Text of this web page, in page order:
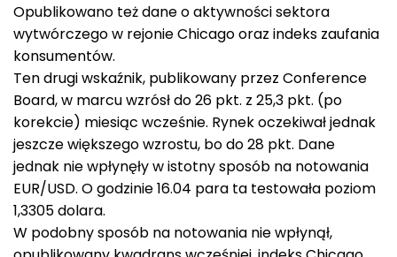
Opublikowano też dane o aktywności sektora
wytwórczego w rejonie Chicago oraz indeks zaufania
konsumentów.
Ten drugi wskaźnik, publikowany przez Conference
Board, w marcu wzrósł do 26 pkt. z 25,3 pkt. (po
korekcie) miesiąc wcześnie. Rynek oczekiwał jednak
jeszcze większego wzrostu, bo do 28 pkt. Dane
jednak nie wpłynęły w istotny sposób na notowania
EUR/USD. O godzinie 16.04 para ta testowała poziom
1,3305 dolara.
W podobny sposób na notowania nie wpłynął,